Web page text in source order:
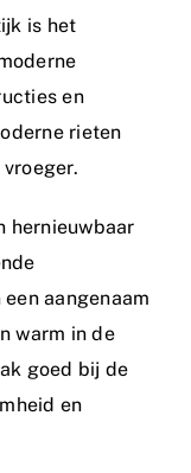
is het
en
rieten
hernieuwbaar
aangenaam
warm in de
goed bij de
en